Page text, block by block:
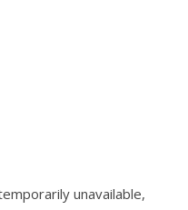
unavailable,